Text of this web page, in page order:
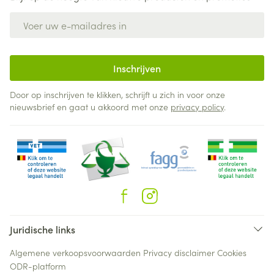
Inschrijven
Door op inschrijven te klikken, schrijft u zich in voor onze
nieuwsbrief en gaat u akkoord met onze privacy policy.
Juridische links
Algemene verkoopsvoorwaarden Privacy disclaimer Cookies
ODR-platform